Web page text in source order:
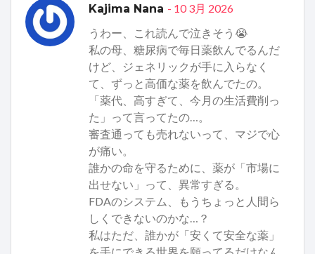
Kajima Nana - 10 3月 2026
うわー、これ読んで泣きそう😭
私の母、糖尿病で毎日薬飲んでるんだ
けど、ジェネリックが手に入らなく
て、ずっと高価な薬を飲んでたの。
「薬代、高すぎて、今月の生活費削っ
た」って言ってたの…。
審査通っても売れないって、マジで心
が痛い。
誰かの命を守るために、薬が「市場に
出せない」って、異常すぎる。
FDAのシステム、もうちょっと人間ら
しくできないのかな…？
私はただ、誰かが「安くて安全な薬」